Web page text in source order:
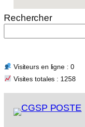
Rechercher
Visiteurs en ligne : 0
Visites totales : 1258